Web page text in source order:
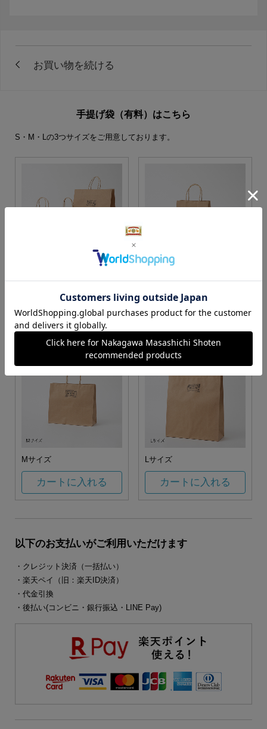
手提げ袋（有料）はこちら
S・M・Lの3つサイズをご用意しております。
カートに入れる カートに入れる
Mサイズ
カートに入れる
Lサイズ
カートに入れる
以下のお支払いがご利用いただけます
・クレジット決済（一括払い）
・楽天ペイ（旧：楽天ID決済）
・代金引換
・後払い(コンビニ・銀行振込・LINE Pay)